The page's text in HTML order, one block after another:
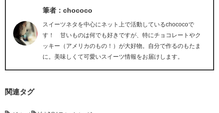
筆者：chococo
スイーツネタを中心にネット上で活動しているchococoで
す！ 甘いものは何でも好きですが、特にチョコレートやク
ッキー（アメリカのもの！）が大好物。自分で作るのもたま
に。美味しくて可愛いスイーツ情報をお届けします。
関連タグ